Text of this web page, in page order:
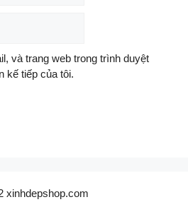
và trang web trong trình duyệt
kế tiếp của tôi.
xinhdepshop.com